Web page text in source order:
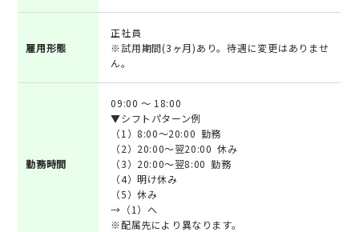
雇用形態
正社員
※試用期間(3ヶ月)あり。待遇に変更はありませ
ん。
勤務時間
09:00 ～ 18:00
▼シフトパターン例
（1）8:00～20:00 勤務
（2）20:00～翌20:00 休み
（3）20:00～翌8:00 勤務
（4）明け休み
（5）休み
→（1）へ
※配属先により異なります。